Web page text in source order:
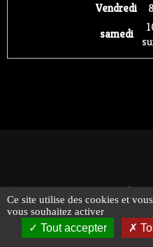
Vendredi
samedi
© 2026 - Traiteur Bernard
Mentions légales
Ce site utilise des cookies et
vous souhaitez activer
Tout accepter